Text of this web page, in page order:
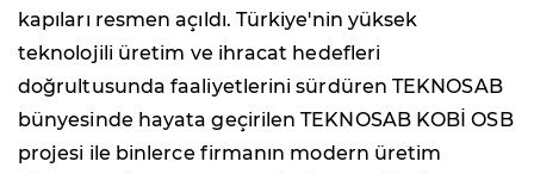
kapıları resmen açıldı. Türkiye'nin yüksek
teknolojili üretim ve ihracat hedefleri
doğrultusunda faaliyetlerini sürdüren TEKNOSAB
bünyesinde hayata geçirilen TEKNOSAB KOBİ OSB
projesi ile binlerce firmanın modern üretim